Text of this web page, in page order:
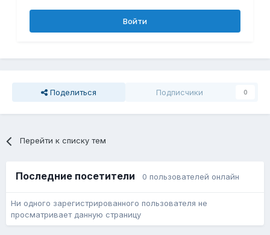
Войти
Поделиться Подписчики 0
Перейти к списку тем
Последние посетители 0 пользователей онлайн
Ни одного зарегистрированного пользователя не
просматривает данную страницу